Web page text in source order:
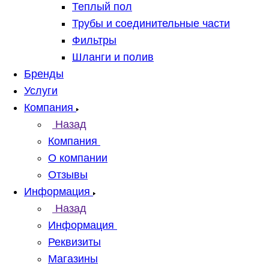
Теплый пол
Трубы и соединительные части
Фильтры
Шланги и полив
Бренды
Услуги
Компания
Назад
Компания
О компании
Отзывы
Информация
Назад
Информация
Реквизиты
Магазины